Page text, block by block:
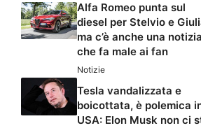
Alfa Romeo punta sul
diesel per Stelvio e
ma c’è anche una notizia
che fa male ai fan
Notizie
Tesla vandalizzata e
boicottata, è polemica
USA: Elon Musk non ci